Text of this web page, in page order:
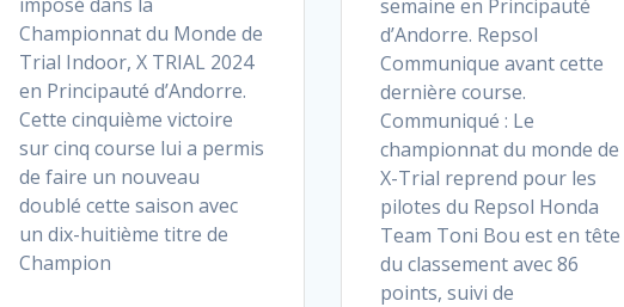
imposé dans la
Championnat du Monde de
Trial Indoor, X TRIAL 2024
en Principauté d’Andorre.
Cette cinquième victoire
sur cinq course lui a permis
de faire un nouveau
doublé cette saison avec
un dix-huitième titre de
Champion
semaine en Principauté
d’Andorre. Repsol
Communique avant cette
dernière course.
Communiqué : Le
championnat du monde de
X-Trial reprend pour les
pilotes du Repsol Honda
Team Toni Bou est en tête
du classement avec 86
points, suivi de